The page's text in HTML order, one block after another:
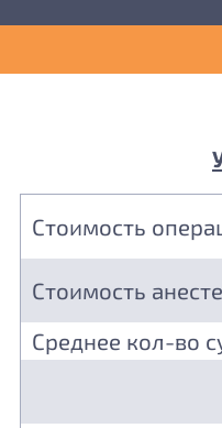
Стоимость
Стоимость
Среднее кол-во